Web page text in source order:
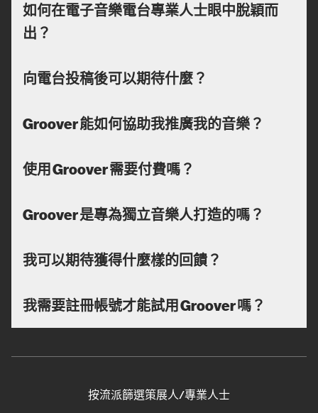
如何在電子音樂電台專業人士眼中脫穎而
出？
向電台投稿後可以期待什麼？
Groover 能如何協助我推廣我的音樂？
使用 Groover 需要付費嗎？
Groover 是專為獨立音樂人打造的嗎？
我可以期待獲得什麼樣的回饋？
我需要註冊帳號才能試用 Groover 嗎？
按流派篩選策展人/專業人士